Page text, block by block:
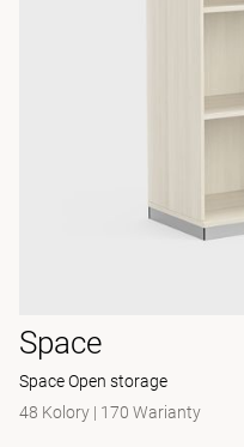
Space
Space Open storage
48 Kolory | 170 Warianty